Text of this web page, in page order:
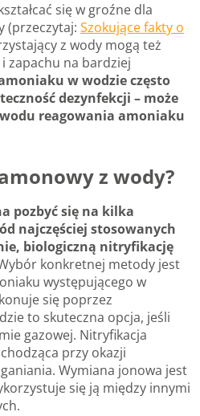
się w groźne dla
(przeczytaj: Szokujące fakty o
z wody mogą też
zapachu na bardziej
w wodzie często
dezynfekcji – może
reagowania amoniaku
z wody?
pozbyć się na kilka
najczęściej stosowanych
biologiczną nitryfikację
konkretnej metody jest
występującego w
się poprzez
to skuteczna opcja, jeśli
gazowej. Nitryfikacja
przy okazji
Wymiana jonowa jest
się ją między innymi